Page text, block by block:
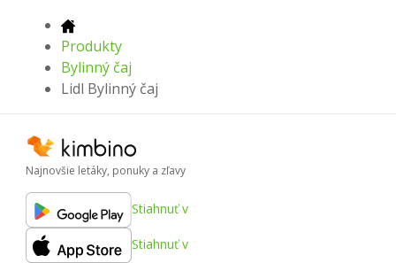
Produkty
Bylinný čaj
Lidl Bylinný čaj
Najnovšie letáky, ponuky a zľavy
Stiahnuť v
Stiahnuť v